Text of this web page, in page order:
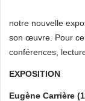
notre nouvelle
son œuvre. Pour
conférences,
EXPOSITION
Eugène Carrière